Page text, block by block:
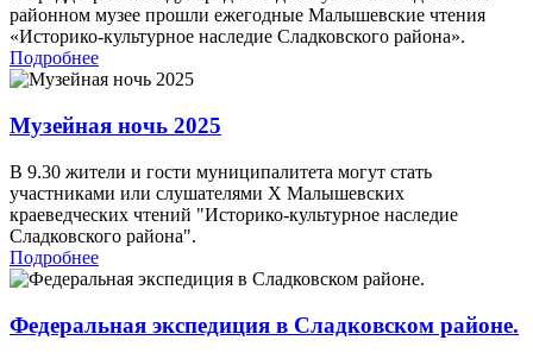
районном музее прошли ежегодные Малышевские чтения
«Историко-культурное наследие Сладковского района».
Подробнее
Музейная ночь 2025
В 9.30 жители и гости муниципалитета могут стать
участниками или слушателями X Малышевских
краеведческих чтений "Историко-культурное наследие
Сладковского района".
Подробнее
Федеральная экспедиция в Сладковском районе.